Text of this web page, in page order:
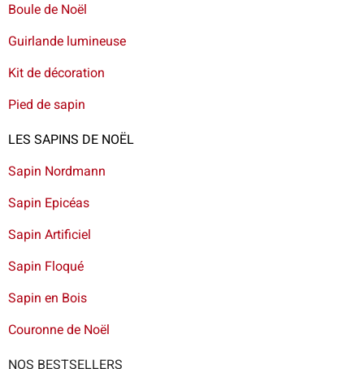
Boule de Noël
Guirlande lumineuse
Kit de décoration
Pied de sapin
LES SAPINS DE NOËL
Sapin Nordmann
Sapin Epicéas
Sapin Artificiel
Sapin Floqué
Sapin en Bois
Couronne de Noël
NOS BESTSELLERS